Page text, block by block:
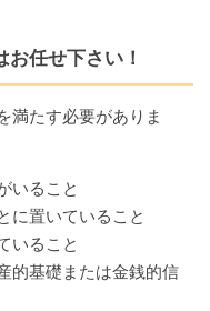
任せ下さい！
満たす必要がありま
いること
に置いていること
いること
的基礎または金銭的信